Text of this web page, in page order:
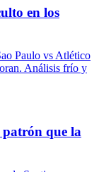
en los
Paulo vs Atlético
Análisis frío y
que la